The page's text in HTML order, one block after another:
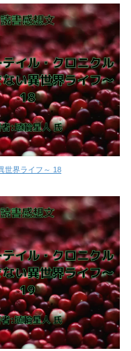
世界ライフ～ 18